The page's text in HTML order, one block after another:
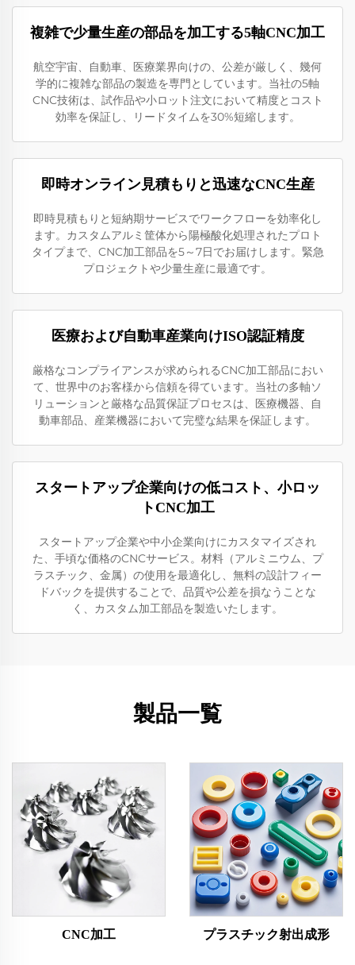
複雑で少量生産の部品を加工する5軸CNC加工
航空宇宙、自動車、医療業界向けの、公差が厳しく、幾何
学的に複雑な部品の製造を専門としています。当社の5軸
CNC技術は、試作品や小ロット注文において精度とコスト
効率を保証し、リードタイムを30%短縮します。
即時オンライン見積もりと迅速なCNC生産
即時見積もりと短納期サービスでワークフローを効率化し
ます。カスタムアルミ筐体から陽極酸化処理されたプロト
タイプまで、CNC加工部品を5～7日でお届けします。緊急
プロジェクトや少量生産に最適です。
医療および自動車産業向けISO認証精度
厳格なコンプライアンスが求められるCNC加工部品におい
て、世界中のお客様から信頼を得ています。当社の多軸ソ
リューションと厳格な品質保証プロセスは、医療機器、自
動車部品、産業機器において完璧な結果を保証します。
スタートアップ企業向けの低コスト、小ロッ
トCNC加工
スタートアップ企業や中小企業向けにカスタマイズされ
た、手頃な価格のCNCサービス。材料（アルミニウム、プ
ラスチック、金属）の使用を最適化し、無料の設計フィー
ドバックを提供することで、品質や公差を損なうことな
く、カスタム加工部品を製造いたします。
製品一覧
CNC加工 プラスチック射出成形